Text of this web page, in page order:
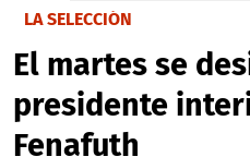
LA SELECCIÓN
El martes se
presidente
Fenafuth